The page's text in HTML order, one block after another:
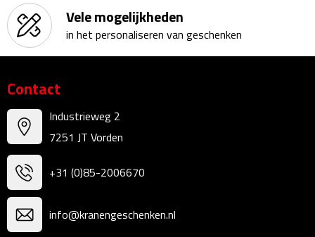
Naambadges & naamkaarthouders
Stickers
Vlaggen
Bureau Toebehoren
Bureauklokken
Bureaulampen
Vele mogelijkheden
in het personaliseren van geschenken
Contact
Industrieweg 2
7251 JT Vorden
+31 (0)85-2006670
info@kranengeschenken.nl